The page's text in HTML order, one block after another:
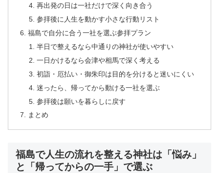
再出発の日は一社だけで深く向き合う
参拝後に人生を動かす小さな行動リスト
福島で自分に合う一社を選ぶ参拝プラン
半日で整えるなら中通りの神社が使いやすい
一日かけるなら会津や相馬で深く考える
初詣・厄払い・御朱印は目的を分けると迷いにくい
迷ったら、帰ってから動ける一社を選ぶ
参拝後は願いを暮らしに戻す
まとめ
福島で人生の流れを整える神社は「悩み」
と「帰ってからの一手」で選ぶ